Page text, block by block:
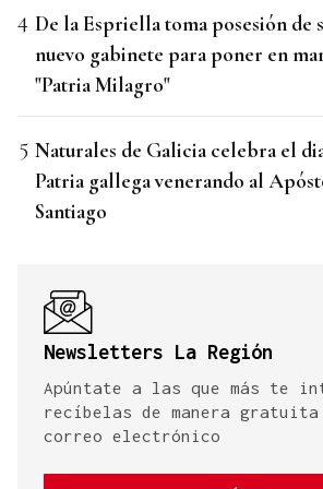
De la Espriella toma posesión de
nuevo gabinete para poner en
"Patria Milagro"
Naturales de Galicia celebra el
Patria gallega venerando al
Santiago
Newsletters La Región
Apúntate a las que más te
recíbelas de manera
correo electrónico